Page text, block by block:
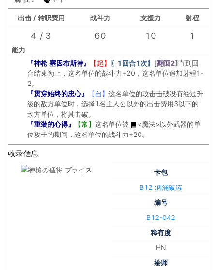
出击 / 转职费用 战斗力 支援力 射程
4 / 3 60 10 1
能力
『神枪 塞因布斯特』
【起】 〖1回合1次〗 [翻面2]直到回
合结束为止，这名单位的战斗力+20，这名单位追加射程1-
2。
『贯穿始终的忠心』
【自】 这名单位的攻击击破没有经过升
级的敌方单位时，选择1名主人公以外的出击费用3以下的
敌方单位，将其击破。
『重装的心得』
【常】 这名单位被 <魔法>以外武器的单
位攻击的期间，这名单位的战斗力+20。
收录信息
卡包
B12 汹涌破涛
编号
B12-042
稀有度
HN
绘师